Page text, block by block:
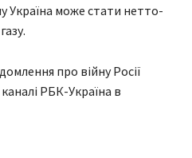
Україна може стати нетто-
про війну Росії
РБК-Україна в